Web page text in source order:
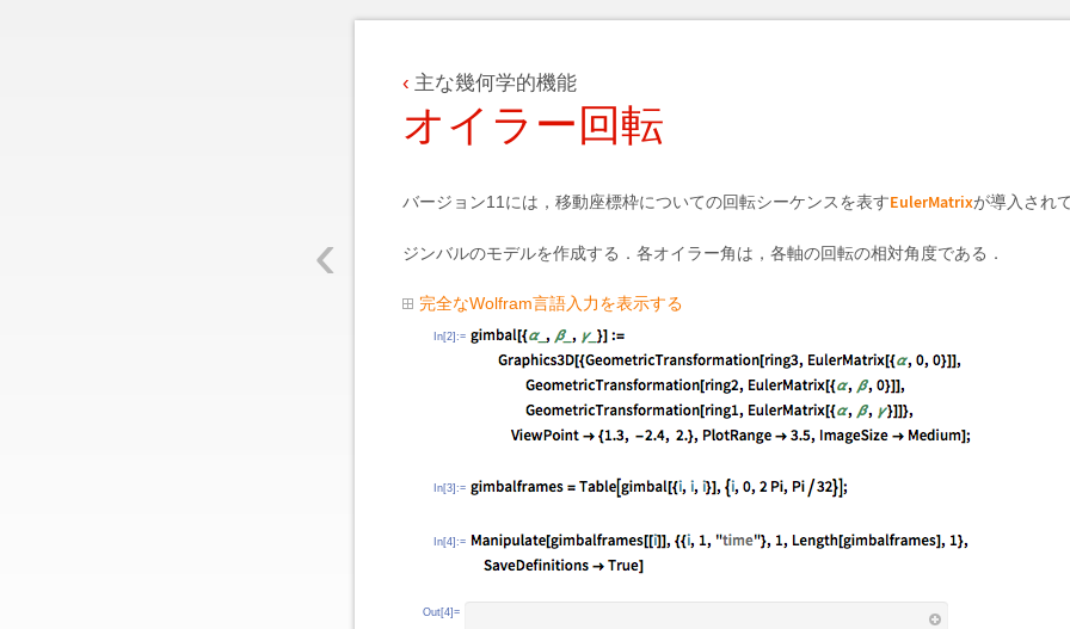
‹
主な幾何学的機能
オイラー回転
バージョン11には，移動座標枠についての回転シーケンスを表すEulerMatrixが導入され
ジンバルのモデルを作成する．各オイラー角は，各軸の回転の相対角度である．
完全なWolfram言語入力を表示する
In[2]:=
In[3]:=
In[4]:=
Out[4]=